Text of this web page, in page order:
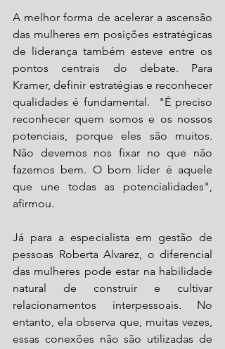
A melhor forma de acelerar a ascensão
das mulheres em posições estratégicas
de liderança também esteve entre os
pontos centrais do debate. Para
Kramer, definir estratégias e reconhecer
qualidades é fundamental.  "É preciso
reconhecer quem somos e os nossos
potenciais, porque eles são muitos.
Não devemos nos fixar no que não
fazemos bem. O bom líder é aquele
que une todas as potencialidades",
afirmou.
Já para a especialista em gestão de
pessoas Roberta Alvarez, o diferencial
das mulheres pode estar na habilidade
natural de construir e cultivar
relacionamentos interpessoais. No
entanto, ela observa que, muitas vezes,
essas conexões não são utilizadas de